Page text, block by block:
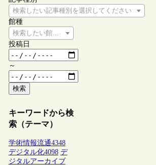
検索したい記事種別を選択してください
館種
検索したい館種を選択してください
投稿日
～
検索
キーワードから検
索（テーマ）
学術情報流通4348
デジタル化4098 デ
ジタルアーカイブ